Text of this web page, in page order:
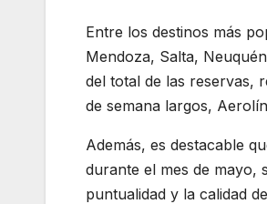
Entre los destinos más
Mendoza, Salta,
del total de las reservas,
de semana largos,
Además, es destacable
durante el mes de mayo,
puntualidad y la calidad